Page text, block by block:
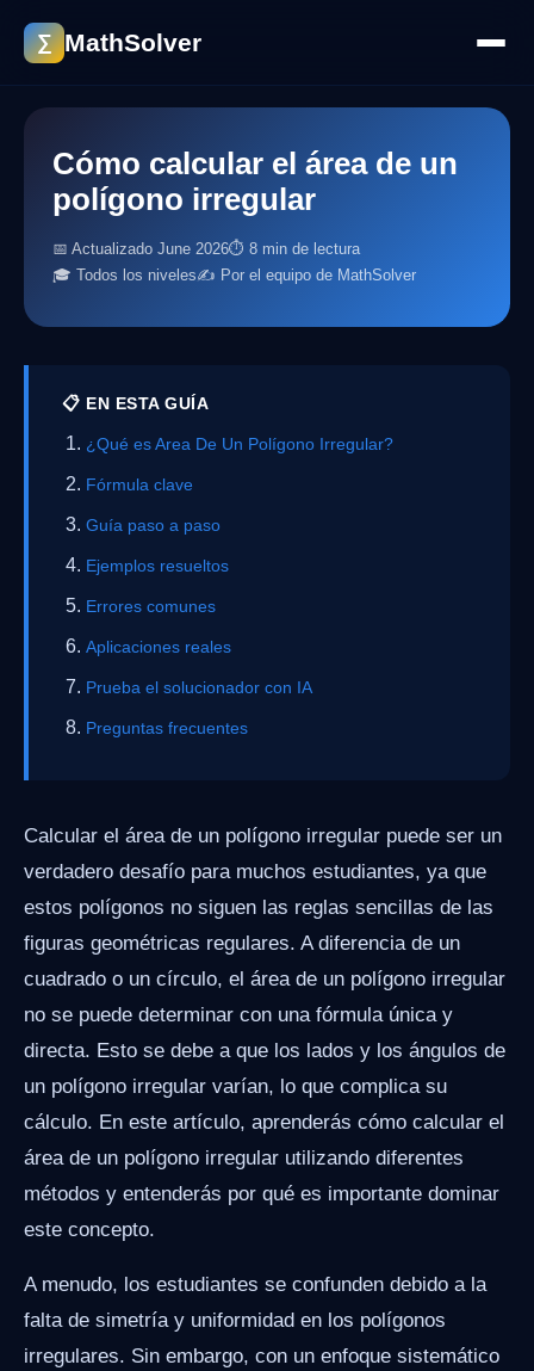
∑ MathSolver
Cómo calcular el área de un
polígono irregular
📅 Actualizado June 2026⏱ 8 min de lectura
🎓 Todos los niveles✍️ Por el equipo de MathSolver
📋 EN ESTA GUÍA
¿Qué es Area De Un Polígono Irregular?
Fórmula clave
Guía paso a paso
Ejemplos resueltos
Errores comunes
Aplicaciones reales
Prueba el solucionador con IA
Preguntas frecuentes
Calcular el área de un polígono irregular puede ser un
verdadero desafío para muchos estudiantes, ya que
estos polígonos no siguen las reglas sencillas de las
figuras geométricas regulares. A diferencia de un
cuadrado o un círculo, el área de un polígono irregular
no se puede determinar con una fórmula única y
directa. Esto se debe a que los lados y los ángulos de
un polígono irregular varían, lo que complica su
cálculo. En este artículo, aprenderás cómo calcular el
área de un polígono irregular utilizando diferentes
métodos y entenderás por qué es importante dominar
este concepto.
A menudo, los estudiantes se confunden debido a la
falta de simetría y uniformidad en los polígonos
irregulares. Sin embargo, con un enfoque sistemático